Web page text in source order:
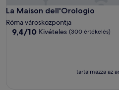
La Maison dell'Orologio
La Maison dell'Orologio
Róma városközpontja
9.4
9,4/10 Kivételes (300 értékelés)
tartalmazza az